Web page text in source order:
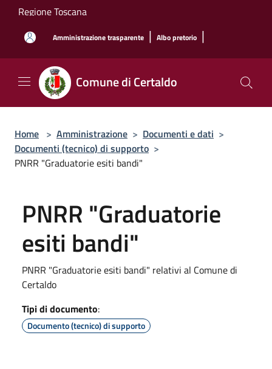
Salta al contenuto principale
Regione Toscana
Amministrazione trasparente | Albo pretorio |
Comune di Certaldo
Home > Amministrazione > Documenti e dati >
Documenti (tecnico) di supporto >
PNRR "Graduatorie esiti bandi"
PNRR "Graduatorie
esiti bandi"
PNRR "Graduatorie esiti bandi" relativi al Comune di
Certaldo
Tipi di documento:
Documento (tecnico) di supporto